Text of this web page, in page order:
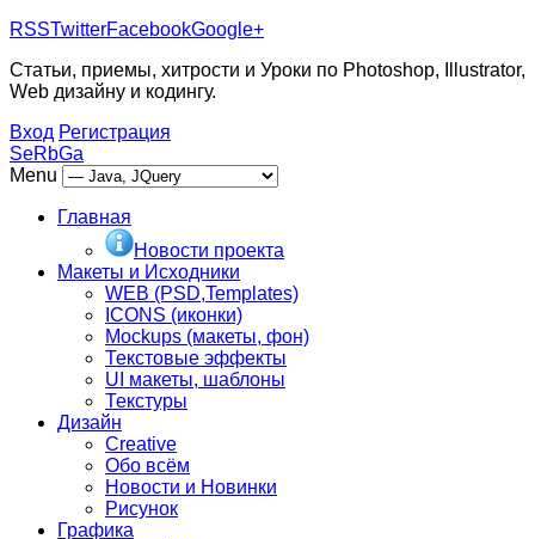
RSSTwitterFacebookGoogle+
Статьи, приемы, хитрости и Уроки по Photoshop, Illustrator,
Web дизайну и кодингу.
Вход Регистрация
SeRbGa
Menu
Главная
Новости проекта
Макеты и Исходники
WEB (PSD,Templates)
ICONS (иконки)
Mockups (макеты, фон)
Текстовые эффекты
UI макеты, шаблоны
Текстуры
Дизайн
Creative
Обо всём
Новости и Новинки
Рисунок
Графика